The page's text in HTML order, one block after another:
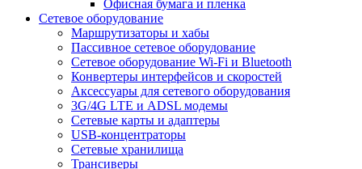
Офисная бумага и пленка
Сетевое оборудование
Маршрутизаторы и хабы
Пассивное сетевое оборудование
Сетевое оборудование Wi-Fi и Bluetooth
Конвертеры интерфейсов и скоростей
Аксессуары для сетевого оборудования
3G/4G LTE и ADSL модемы
Сетевые карты и адаптеры
USB-концентраторы
Сетевые хранилища
Трансиверы